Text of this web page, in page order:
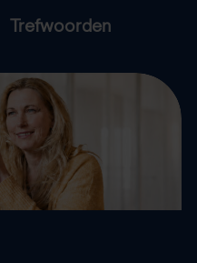
Trefwoorden